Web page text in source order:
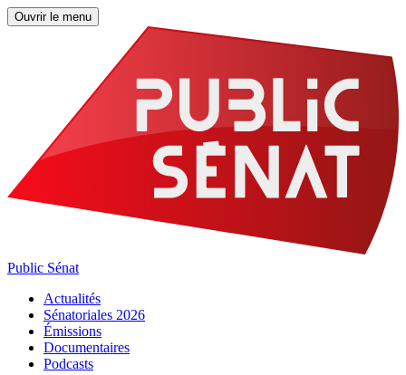
Ouvrir le menu
Public Sénat
Actualités
Sénatoriales 2026
Émissions
Documentaires
Podcasts